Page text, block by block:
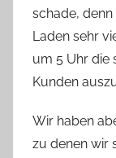
schade,
Laden sehr
um 5 Uhr die
Kunden
Wir haben
zu denen wir